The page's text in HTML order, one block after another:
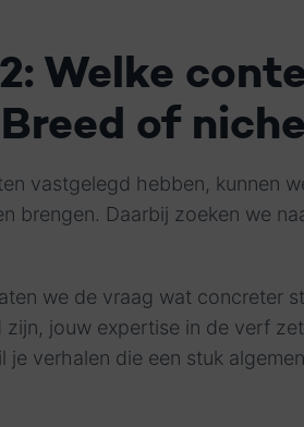
Welke
of
vastgelegd hebben, kunnen
brengen. Daarbij zoeken we
we de vraag wat concreter
jouw expertise in de verf
je verhalen die een stuk